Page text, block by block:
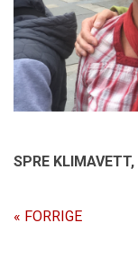
SPRE KLIMAVETT,
« FORRIGE